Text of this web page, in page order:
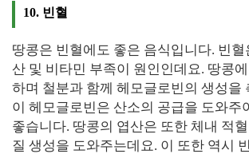
10. 빈혈
땅콩은 빈혈에도 좋은 음식입니다. 빈혈
산 및 비타민 부족이 원인인데요. 땅콩
하며 철분과 함께 헤모글로빈의 생성을
이 헤모글로빈은 산소의 공급을 도와주
좋습니다. 땅콩의 엽산은 또한 체내 적
질 생성을 도와주는데요. 이 또한 역시